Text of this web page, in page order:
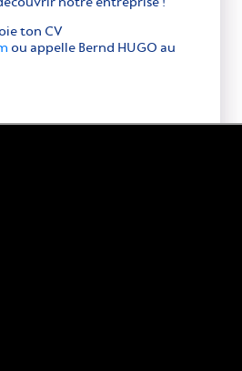
ton CV
ou appelle Bernd HUGO au